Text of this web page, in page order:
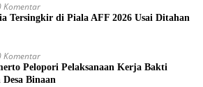
Komentar
Tersingkir di Piala AFF 2026 Usai Ditahan
Komentar
Pelopori Pelaksanaan Kerja Bakti
Binaan